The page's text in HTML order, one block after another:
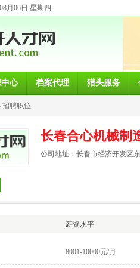
月06日 星期四
心 档案代理 猎头服务
招聘职位
长春合心机械制
公司地址：长春市经济开发区
薪资水平
8001-10000元/月